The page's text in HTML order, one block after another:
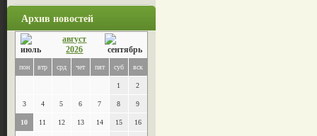
Архив новостей
август
2026
пон втр срд чет пят суб вск
1 2
3 4 5 6 7 8 9
10 11 12 13 14 15 16